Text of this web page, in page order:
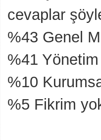
cevaplar
%43 Genel
%41
%10
%5 Fikrim